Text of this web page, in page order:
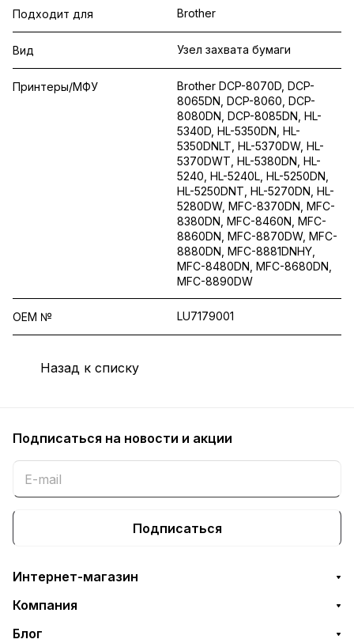
Подходит для Brother
Вид Узел захвата бумаги
Принтеры/МФУ
Brother DCP-8070D, DCP-
8065DN, DCP-8060, DCP-
8080DN, DCP-8085DN, HL-
5340D, HL-5350DN, HL-
5350DNLT, HL-5370DW, HL-
5370DWT, HL-5380DN, HL-
5240, HL-5240L, HL-5250DN,
HL-5250DNT, HL-5270DN, HL-
5280DW, MFC-8370DN, MFC-
8380DN, MFC-8460N, MFC-
8860DN, MFC-8870DW, MFC-
8880DN, MFC-8881DNHY,
MFC-8480DN, MFC-8680DN,
MFC-8890DW
OEM № LU7179001
Назад к списку
Подписаться на новости и акции
Подписаться
Интернет-магазин
Компания
Блог